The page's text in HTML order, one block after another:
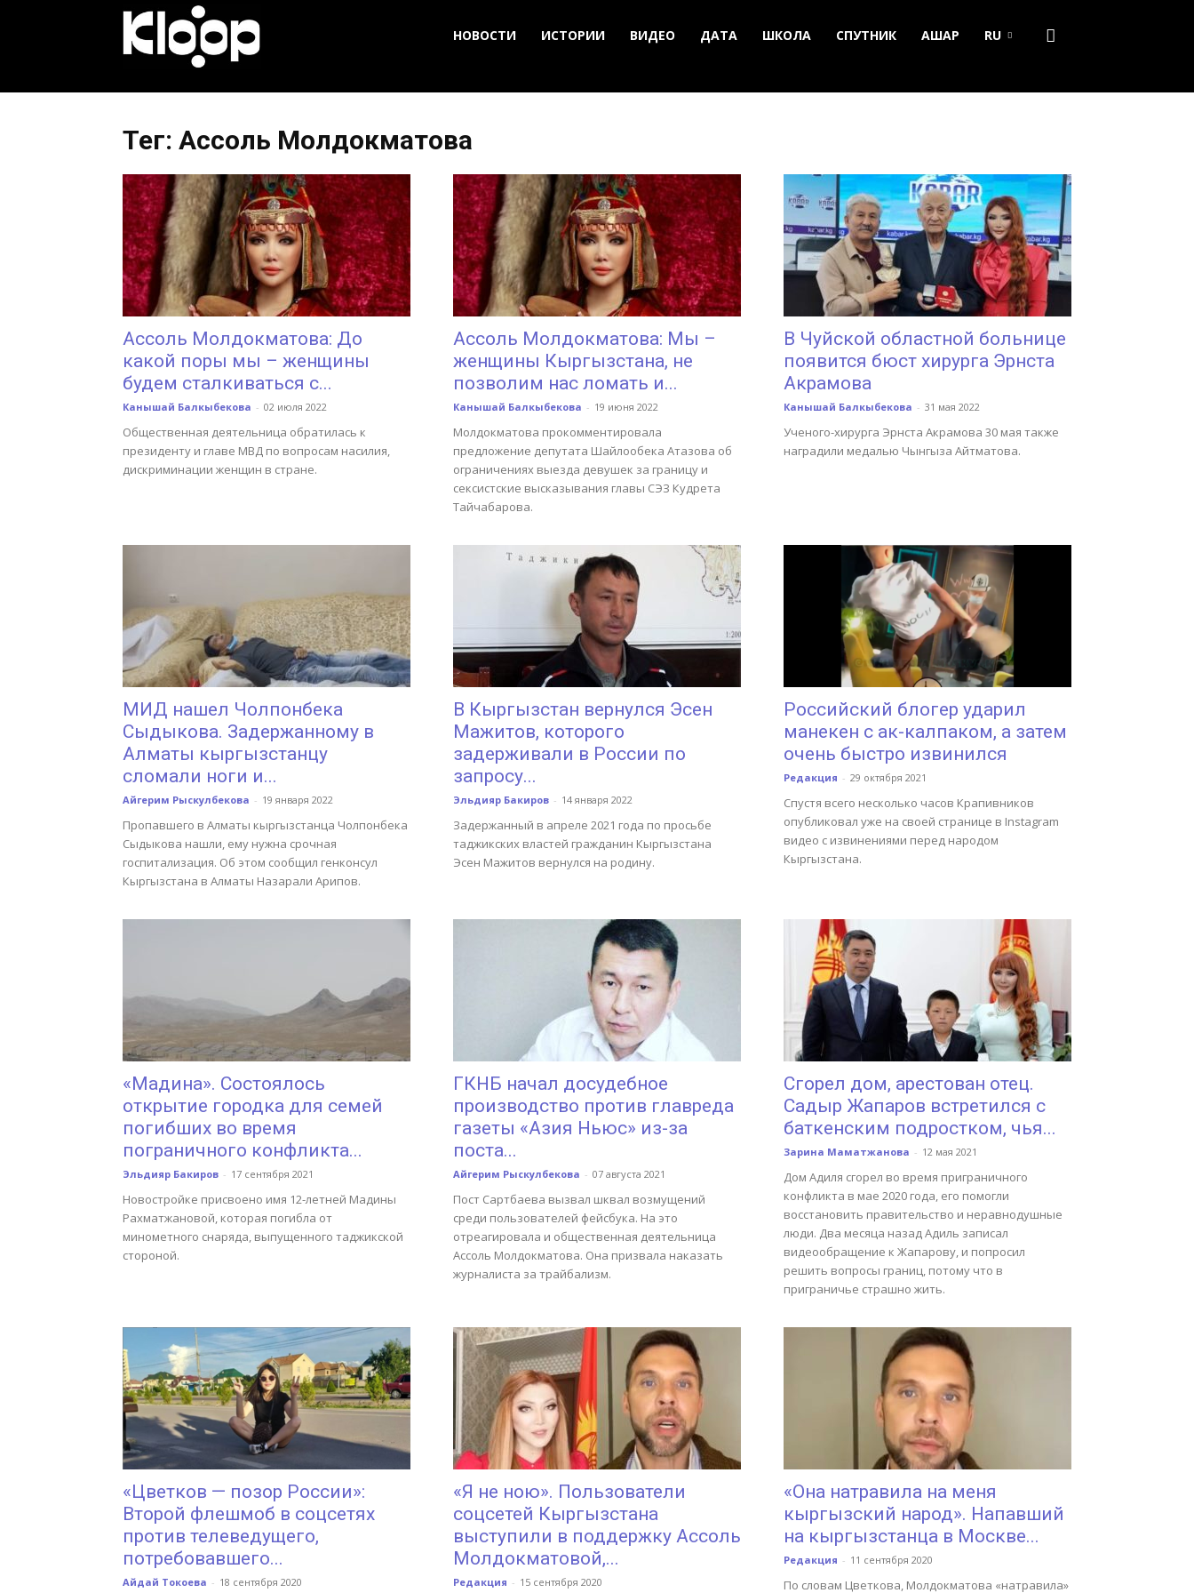
Новости
Кыргызстана
НОВОСТИ ИСТОРИИ ВИДЕО ДАТА ШКОЛА СПУТНИК АШАР RU
Тег: Ассоль Молдокматова
Ассоль Молдокматова: До
какой поры мы – женщины
будем сталкиваться с...
Канышай Балкыбекова - 02 июля 2022
Общественная деятельница обратилась к
президенту и главе МВД по вопросам насилия,
дискриминации женщин в стране.
Ассоль Молдокматова: Мы –
женщины Кыргызстана, не
позволим нас ломать и...
Канышай Балкыбекова - 19 июня 2022
Молдокматова прокомментировала
предложение депутата Шайлообека Атазова об
ограничениях выезда девушек за границу и
сексистские высказывания главы СЭЗ Кудрета
Тайчабарова.
В Чуйской областной больнице
появится бюст хирурга Эрнста
Акрамова
Канышай Балкыбекова - 31 мая 2022
Ученого-хирурга Эрнста Акрамова 30 мая также
наградили медалью Чынгыза Айтматова.
МИД нашел Чолпонбека
Сыдыкова. Задержанному в
Алматы кыргызстанцу
сломали ноги и...
Айгерим Рыскулбекова - 19 января 2022
Пропавшего в Алматы кыргызстанца Чолпонбека
Сыдыкова нашли, ему нужна срочная
госпитализация. Об этом сообщил генконсул
Кыргызстана в Алматы Назарали Арипов.
В Кыргызстан вернулся Эсен
Мажитов, которого
задерживали в России по
запросу...
Эльдияр Бакиров - 14 января 2022
Задержанный в апреле 2021 года по просьбе
таджикских властей гражданин Кыргызстана
Эсен Мажитов вернулся на родину.
Российский блогер ударил
манекен с ак-калпаком, а затем
очень быстро извинился
Редакция - 29 октября 2021
Спустя всего несколько часов Крапивников
опубликовал уже на своей странице в Instagram
видео с извинениями перед народом
Кыргызстана.
«Мадина». Состоялось
открытие городка для семей
погибших во время
пограничного конфликта...
Эльдияр Бакиров - 17 сентября 2021
Новостройке присвоено имя 12-летней Мадины
Рахматжановой, которая погибла от
минометного снаряда, выпущенного таджикской
стороной.
ГКНБ начал досудебное
производство против главреда
газеты «Азия Ньюс» из-за
поста...
Айгерим Рыскулбекова - 07 августа 2021
Пост Сартбаева вызвал шквал возмущений
среди пользователей фейсбука. На это
отреагировала и общественная деятельница
Ассоль Молдокматова. Она призвала наказать
журналиста за трайбализм.
Сгорел дом, арестован отец.
Садыр Жапаров встретился с
баткенским подростком, чья...
Зарина Маматжанова - 12 мая 2021
Дом Адиля сгорел во время приграничного
конфликта в мае 2020 года, его помогли
восстановить правительство и неравнодушные
люди. Два месяца назад Адиль записал
видеообращение к Жапарову, и попросил
решить вопросы границ, потому что в
приграничье страшно жить.
«Цветков — позор России»:
Второй флешмоб в соцсетях
против телеведущего,
потребовавшего...
Айдай Токоева - 18 сентября 2020
«Я не ною». Пользователи
соцсетей Кыргызстана
выступили в поддержку Ассоль
Молдокматовой,...
Редакция - 15 сентября 2020
«Она натравила на меня
кыргызский народ». Напавший
на кыргызстанца в Москве...
Редакция - 11 сентября 2020
По словам Цветкова, Молдокматова «натравила»